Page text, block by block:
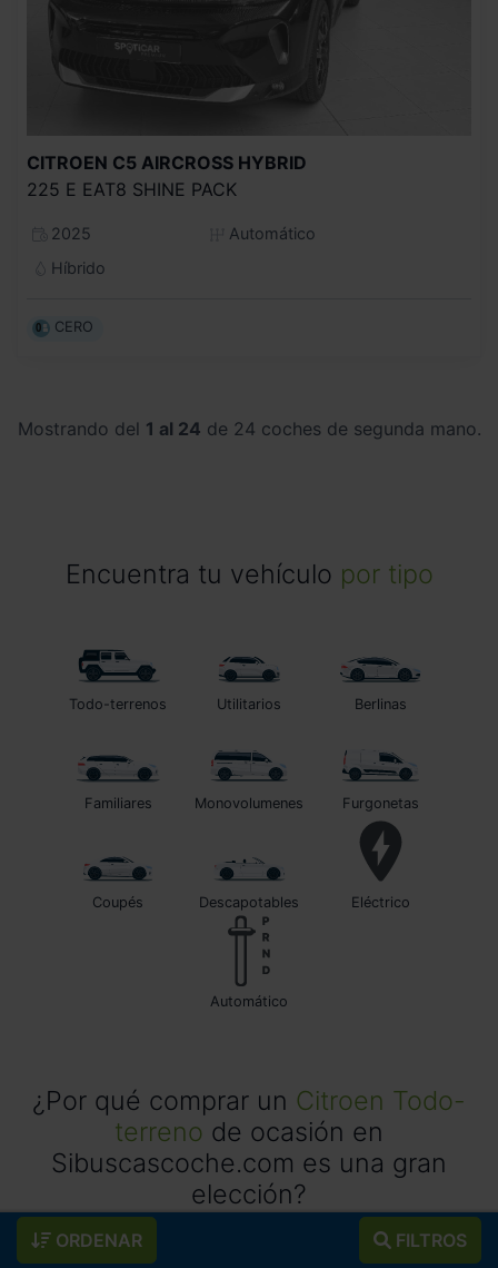
ORDENAR FILTROS
CITROEN C5 AIRCROSS HYBRID
225 E EAT8 SHINE PACK
2025
Automático
Híbrido
CERO
Mostrando del 1 al 24 de 24 coches de segunda mano.
Encuentra tu vehículo por tipo
Todo-terrenos Utilitarios Berlinas
Familiares Monovolumenes Furgonetas
Coupés Descapotables Eléctrico
automático
¿Por qué comprar un Citroen Todo-
terreno de ocasión en
Sibuscascoche.com es una gran
elección?
Si estás buscando un
Citroen Todo-terreno de